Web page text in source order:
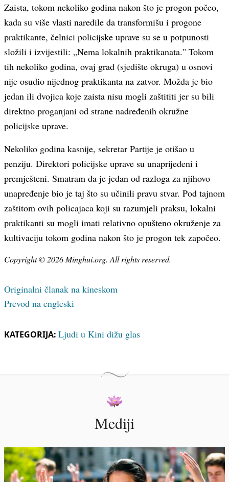
Zaista, tokom nekoliko godina nakon što je progon počeo,
kada su više vlasti naredile da transformišu i progone
praktikante, čelnici policijske uprave su se u potpunosti
složili i izvijestili: „Nema lokalnih praktikanata." Tokom
tih nekoliko godina, ovaj grad (sjedište okruga) u osnovi
nije osudio nijednog praktikanta na zatvor. Možda je bio
jedan ili dvojica koje zaista nisu mogli zaštititi jer su bili
direktno proganjani od strane nadređenih okružne
policijske uprave.
Nekoliko godina kasnije, sekretar Partije je otišao u
penziju. Direktori policijske uprave su unaprijeđeni i
premješteni. Smatram da je jedan od razloga za njihovo
unapređenje bio je taj što su učinili pravu stvar. Pod tajnom
zaštitom ovih policajaca koji su razumjeli praksu, lokalni
praktikanti su mogli imati relativno opušteno okruženje za
kultivaciju tokom godina nakon što je progon tek započeo.
Copyright © 2026 Minghui.org. All rights reserved.
Originalni članak na kineskom
Prevod na engleski
KATEGORIJA: Ljudi u Kini dižu glas
Mediji